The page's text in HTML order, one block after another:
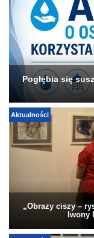
Pogłębia się
Aktualności
„Obrazy ciszy –
Iwony